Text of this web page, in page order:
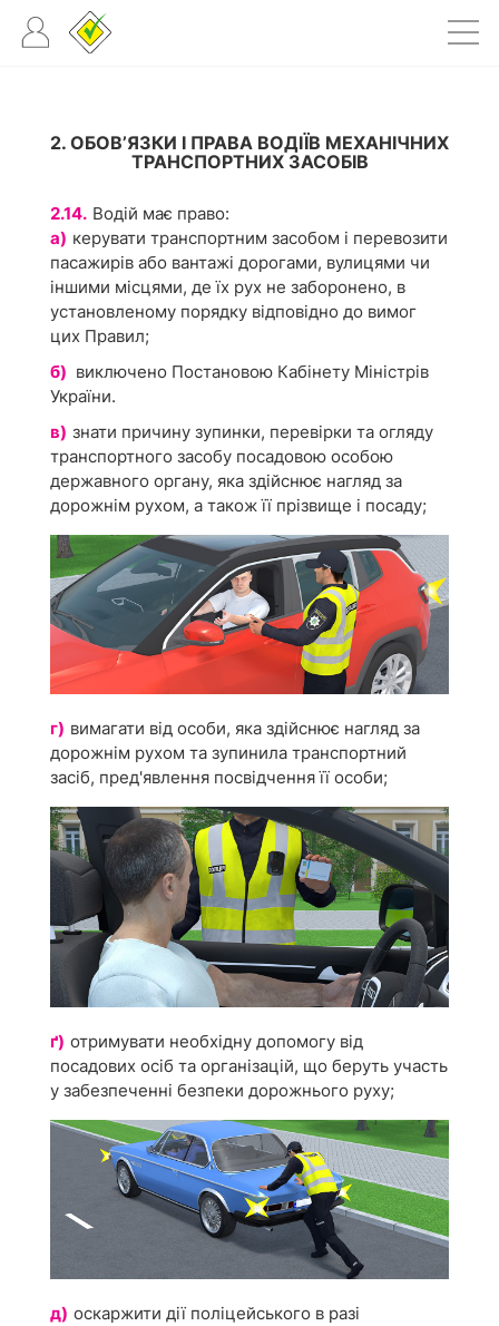
2. ОБОВ’ЯЗКИ І ПРАВА ВОДІЇВ МЕХАНІЧНИХ
ТРАНСПОРТНИХ ЗАСОБІВ
2.14. Водій має право:
а) керувати транспортним засобом і перевозити
пасажирів або вантажі дорогами, вулицями чи
іншими місцями, де їх рух не заборонено, в
установленому порядку відповідно до вимог
цих Правил;
б) виключено Постановою Кабінету Міністрів
України.
в) знати причину зупинки, перевірки та огляду
транспортного засобу посадовою особою
державного органу, яка здійснює нагляд за
дорожнім рухом, а також її прізвище і посаду;
г) вимагати від особи, яка здійснює нагляд за
дорожнім рухом та зупинила транспортний
засіб, пред'явлення посвідчення її особи;
ґ) отримувати необхідну допомогу від
посадових осіб та організацій, що беруть участь
у забезпеченні безпеки дорожнього руху;
д) оскаржити дії поліцейського в разі